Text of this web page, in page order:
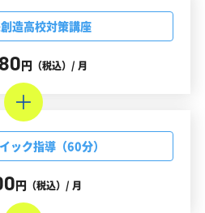
造高校対策講座
円 （税込）/ 月
ック指導（60分）
円 （税込）/ 月